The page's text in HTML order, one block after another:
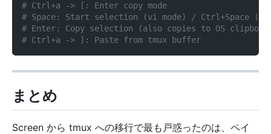
# Ctrl+a -> [: Enter copy mode
# Space: Start selection (vi mode) / Ctrl+Space
# Enter: Copy selection (also copies to OS
# Ctrl+a -> ]: Paste from tmux buffer
まとめ
Screen から tmux への移行で最も戸惑ったのは、ペイ